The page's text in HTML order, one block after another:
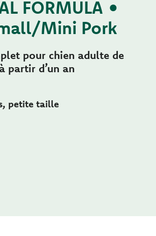
FORMULA •
Mini Pork
pour chien adulte de
partir d’un an
petite taille